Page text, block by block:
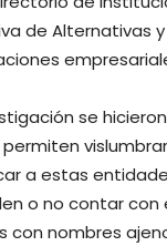
de Alternativas
se
a estas
o no contar
nombres